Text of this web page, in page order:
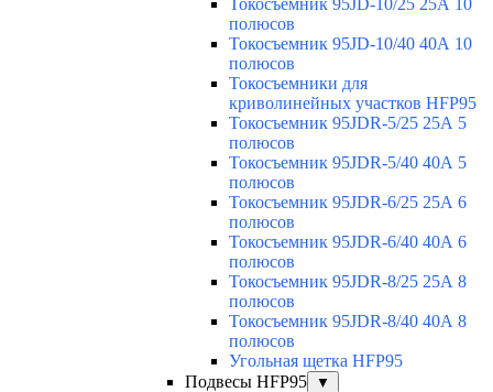
полюсов
Токосъемник 95JD-10/40 40А 10
полюсов
Токосъемники для
криволинейных участков HFP95
Токосъемник 95JDR-5/25 25А 5
полюсов
Токосъемник 95JDR-5/40 40А 5
полюсов
Токосъемник 95JDR-6/25 25А 6
полюсов
Токосъемник 95JDR-6/40 40А 6
полюсов
Токосъемник 95JDR-8/25 25А 8
полюсов
Токосъемник 95JDR-8/40 40А 8
полюсов
Угольная щетка HFP95
Подвесы HFP95
▼